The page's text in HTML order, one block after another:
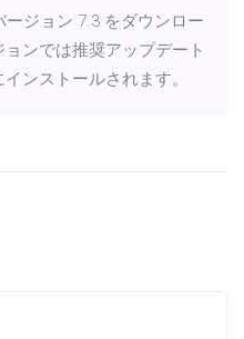
ージョン 7.3 をダウンロー
ンでは推奨アップデート
ンストールされます。